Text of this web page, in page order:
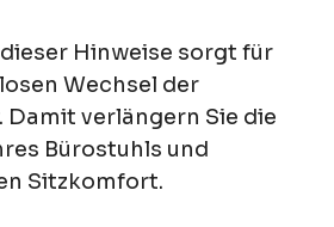
Hinweise sorgt für
Wechsel der
Damit verlängern Sie die
Bürostuhls und
Sitzkomfort.